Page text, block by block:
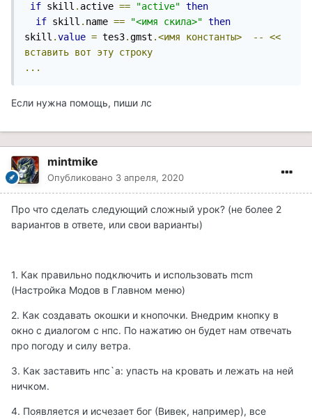
if skill . active == "active" then
if skill . name == "<имя скила>" then
skill .value = tes3.gmst .<имя константы> --
<<
вставить вот эту строку
...
Если нужна помощь, пиши лс
mintmike
Опубликовано 3 апреля, 2020
Про что сделать следующий сложный урок? (не более 2
вариантов в ответе, или свои варианты)
1. Как правильно подключить и использовать mcm
(Настройка Модов в Главном меню)
2. Как создавать окошки и кнопочки. Внедрим кнопку в
окно с диалогом с нпс. По нажатию он будет нам отвечать
про погоду и силу ветра.
3. Как заставить нпс`а: упасть на кровать и лежать на ней
ничком.
4. Появляется и исчезает бог (Вивек, например), все